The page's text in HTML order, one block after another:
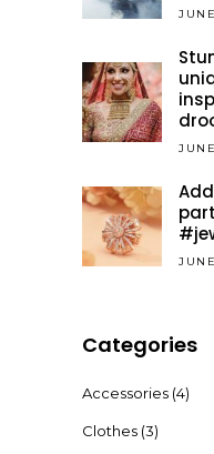
Categories
Accessories (4)
Clothes (3)